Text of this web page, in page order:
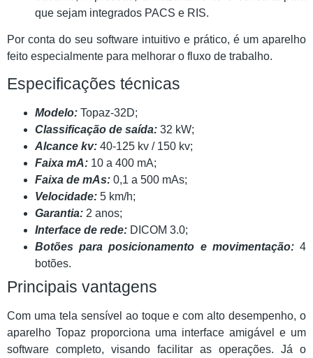
que sejam integrados PACS e RIS.
Por conta do seu software intuitivo e prático, é um aparelho
feito especialmente para melhorar o fluxo de trabalho.
Especificações técnicas
Modelo: Topaz-32D;
Classificação de saída: 32 kW;
Alcance kv: 40-125 kv / 150 kv;
Faixa mA: 10 a 400 mA;
Faixa de mAs: 0,1 a 500 mAs;
Velocidade: 5 km/h;
Garantia: 2 anos;
Interface de rede: DICOM 3.0;
Botões para posicionamento e movimentação:4
botões.
Principais vantagens
Com uma tela sensível ao toque e com alto desempenho, o
aparelho Topaz proporciona uma interface amigável e um
software completo, visando facilitar as operações. Já o